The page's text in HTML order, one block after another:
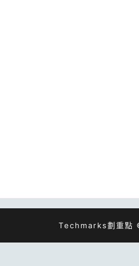
Techmarks劃重點